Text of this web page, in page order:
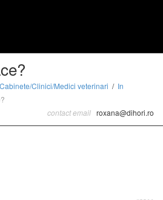
Cabinete/Clinici/Medici veterinari
In
contact email roxana@dihori.ro